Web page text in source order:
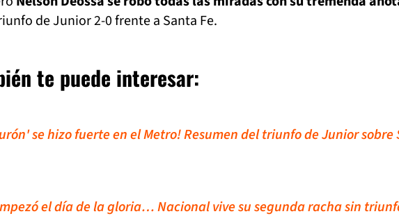
de Junior 2-0 frente a Santa Fe.
te puede interesar:
se hizo fuerte en el Metro! Resumen del triunfo de Junior sobre
el día de la gloria… Nacional vive su segunda racha sin